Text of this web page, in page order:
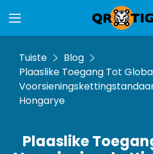
Tuiste
Blog
Plaaslike Toegang Tot
Hongarye
Plaaslike